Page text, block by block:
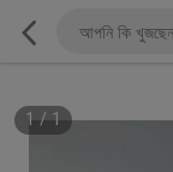
1 / 1